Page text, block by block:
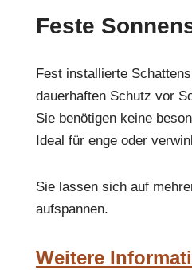
Feste
Fest installierte
dauerhaften Schutz vor
Sie benötigen keine
Ideal für enge oder
Sie lassen sich auf
aufspannen.
Weitere